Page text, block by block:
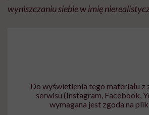
wyniszczaniu siebie w imię
Do wyświetlenia tego materiału z
serwisu (Instagram, Facebook,
wymagana jest zgoda na